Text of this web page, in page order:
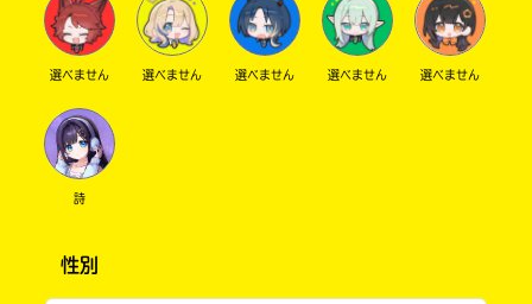
選べません 選べません 選べません 選べません 選べません
詩
性別